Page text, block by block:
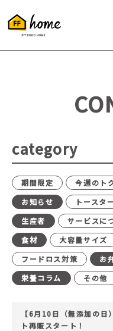
category
期間限定 今週のト
お知らせ
トースタ
生産者
サービスに
食材
大容量サイズ
フードロス対策
お
栄養コラム
その他
【6月10日（無添加の日
ト再販スタート！